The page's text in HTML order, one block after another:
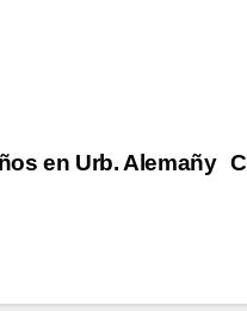
en Urb. Alemañy